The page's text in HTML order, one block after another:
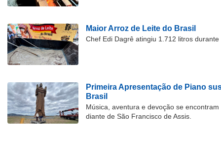
Maior Arroz de Leite do Brasil
Chef Edi Dagrê atingiu 1.712 litros
Primeira Apresentação de Piano
Brasil
Música, aventura e devoção se
diante de São Francisco de Assis.